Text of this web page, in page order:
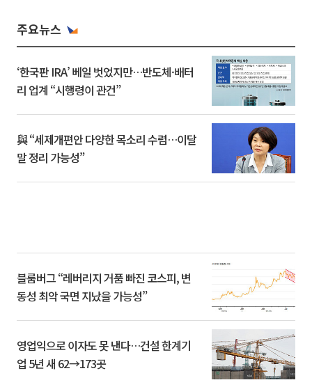
주요뉴스
‘한국판 IRA’ 베일 벗었지만…반도체·배터
리 업계 “시행령이 관건”
與 “세제개편안 다양한 목소리 수렴…이달
말 정리 가능성”
블룸버그 “레버리지 거품 빠진 코스피, 변
동성 최악 국면 지났을 가능성”
영업익으로 이자도 못 낸다…건설 한계기
업 5년 새 62→173곳